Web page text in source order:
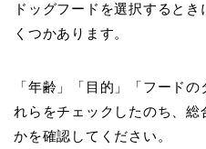
ドッグフードを選択すると
くつかあります。
「年齢」「目的」「フード
れらをチェックしたのち、総
かを確認してください。